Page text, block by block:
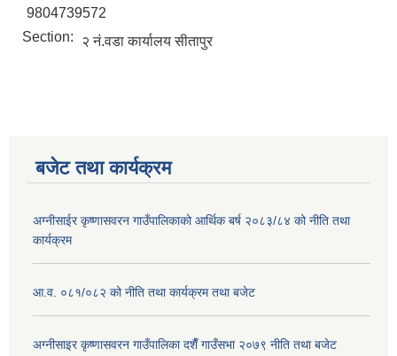
9804739572
Section:
२ नं.वडा कार्यालय सीतापुर
बजेट तथा कार्यक्रम
अग्नीसाईर कृष्णासवरन गाउँपालिकाको आर्थिक बर्ष २०८३/८४ को नीति तथा
कार्यक्रम
आ.व. ०८१/०८२ को नीति तथा कार्यक्रम तथा बजेट
अग्नीसाइर कृष्णासवरन गाउँपालिका दशैँ गाउँसभा २०७९ नीति तथा बजेट